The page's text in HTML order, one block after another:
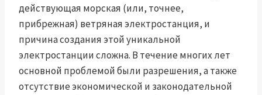
действующая морская (или, точнее,
прибрежная) ветряная электростанция, и
причина создания этой уникальной
электростанции сложна. В течение многих лет
основной проблемой были разрешения, а также
отсутствие экономической и законодательной